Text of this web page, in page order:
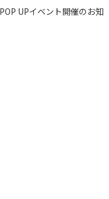
UPイベント開催のお知